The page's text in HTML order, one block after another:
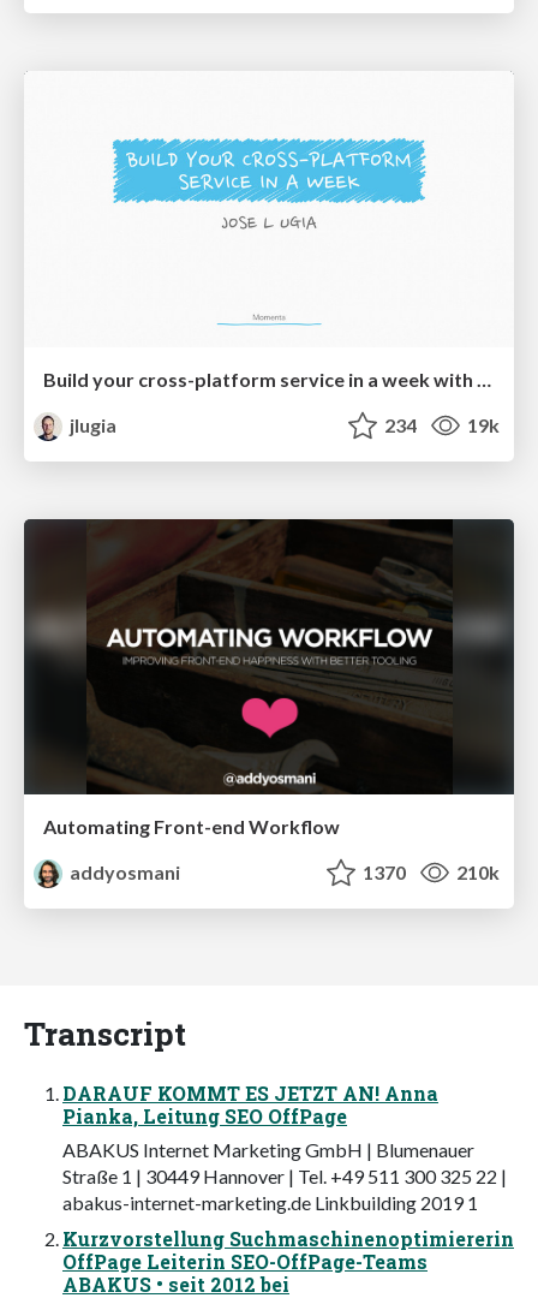
jlugia
234 19k
Automating Front-end Workflow
addyosmani
1370 210k
Transcript
DARAUF KOMMT ES JETZT AN! Anna
Pianka, Leitung SEO OffPage
ABAKUS Internet Marketing GmbH | Blumenauer
Straße 1 | 30449 Hannover | Tel. +49 511 300 325 22 |
abakus-internet-marketing.de Linkbuilding 2019 1
Kurzvorstellung Suchmaschinenoptimiererin
OffPage Leiterin SEO-OffPage-Teams
ABAKUS • seit 2012 bei